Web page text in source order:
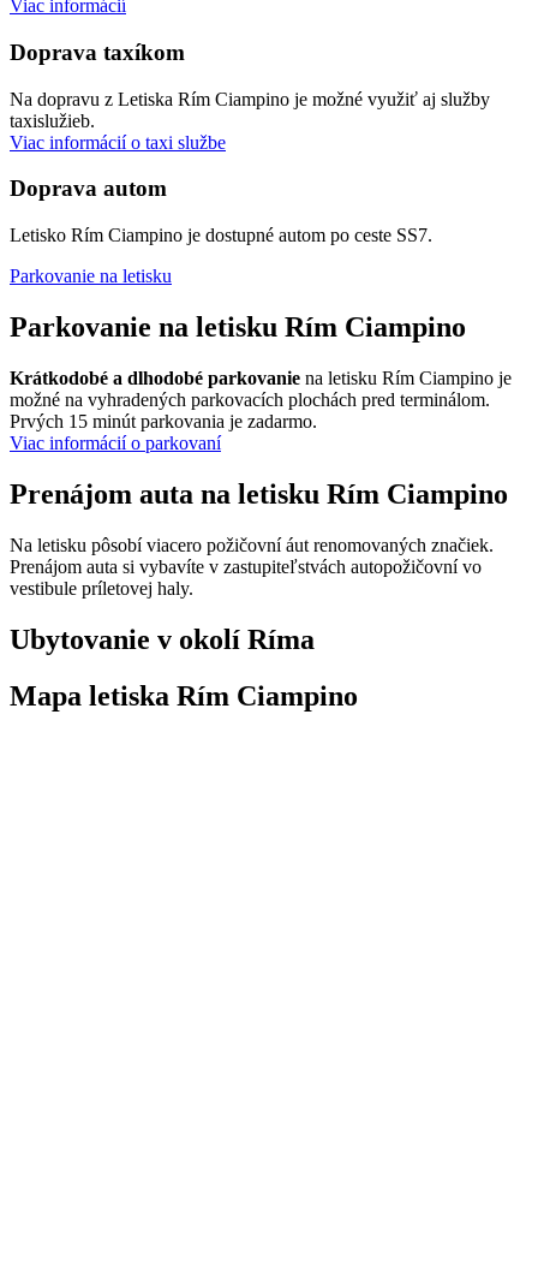
Viac informácií
Doprava taxíkom
Na dopravu z Letiska Rím Ciampino je možné využiť aj služby
taxislužieb.
Viac informácií o taxi službe
Doprava autom
Letisko Rím Ciampino je dostupné autom po ceste SS7.
Parkovanie na letisku
Parkovanie na letisku Rím Ciampino
Krátkodobé a dlhodobé parkovanie na letisku Rím Ciampino je
možné na vyhradených parkovacích plochách pred terminálom.
Prvých 15 minút parkovania je zadarmo.
Viac informácií o parkovaní
Prenájom auta na letisku Rím Ciampino
Na letisku pôsobí viacero požičovní áut renomovaných značiek.
Prenájom auta si vybavíte v zastupiteľstvách autopožičovní vo
vestibule príletovej haly.
Ubytovanie v okolí Ríma
Mapa letiska Rím Ciampino